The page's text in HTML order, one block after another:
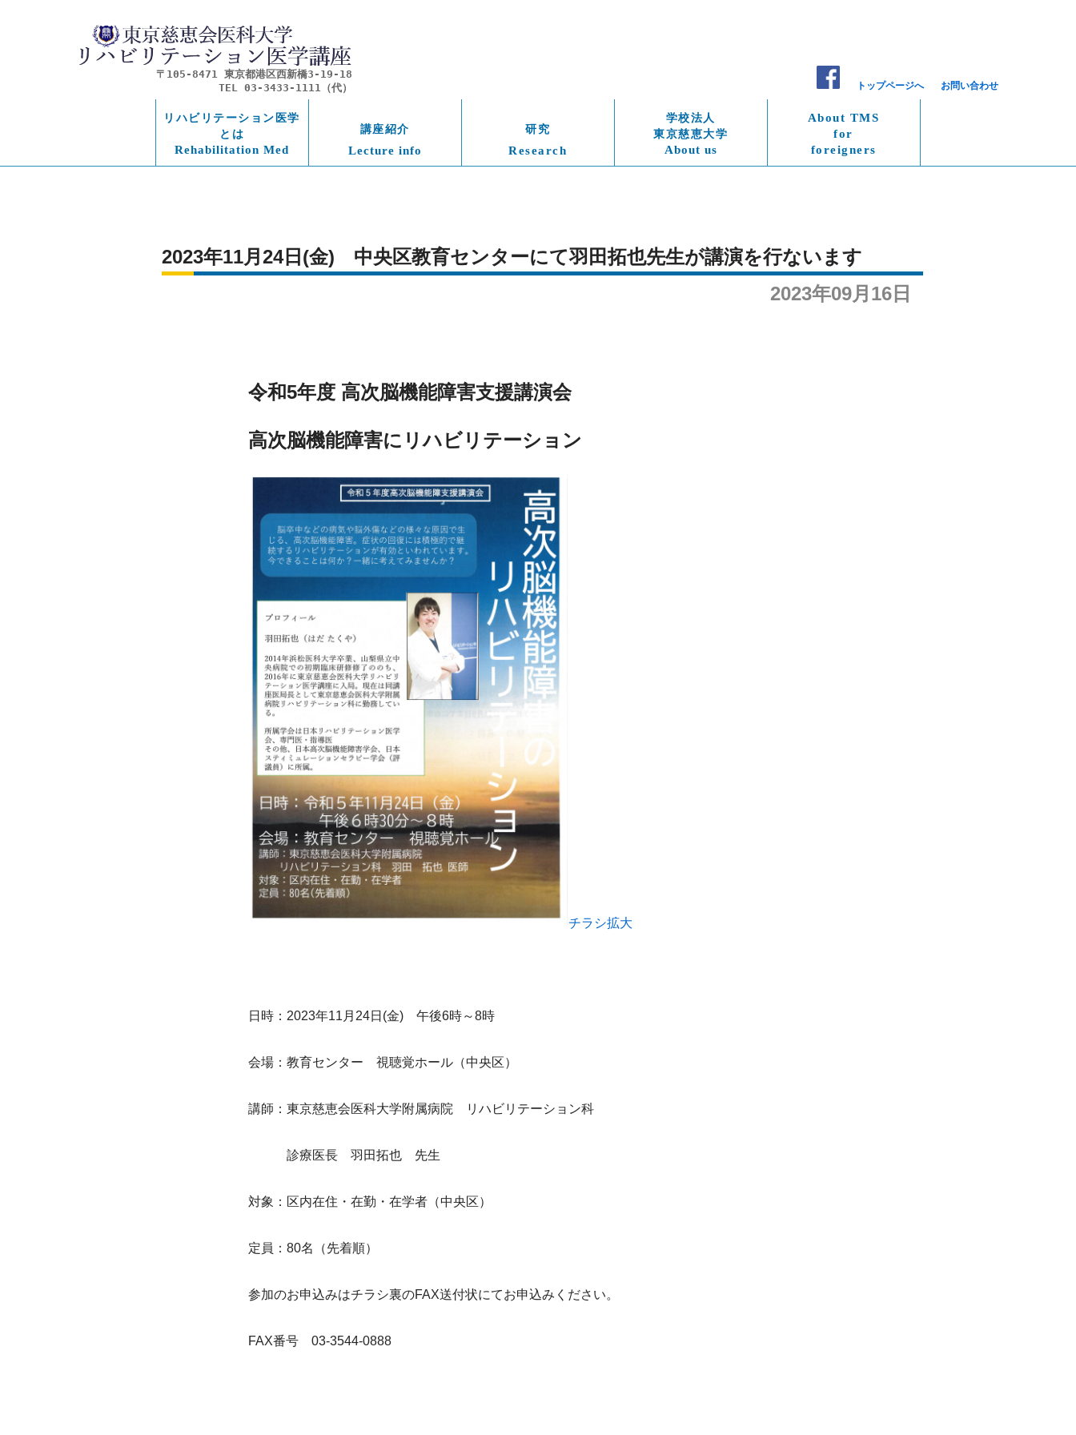
〒105-8471 東京都港区西新橋3-19-18
TEL 03-3433-1111（代）
トップページへ お問い合わせ
リハビリテーション医学
とは
Rehabilitation Med
講座紹介
Lecture info
研究
Research
学校法人
東京慈恵大学
About us
About TMS
for
foreigners
2023年11月24日(金)　中央区教育センターにて羽田拓也先生が講演を行ないます
2023年09月16日
令和5年度 高次脳機能障害支援講演会
高次脳機能障害にリハビリテーション
チラシ拡大
日時：2023年11月24日(金)　午後6時～8時
会場：教育センター　視聴覚ホール（中央区）
講師：東京慈恵会医科大学附属病院　リハビリテーション科
診療医長　羽田拓也　先生
対象：区内在住・在勤・在学者（中央区）
定員：80名（先着順）
参加のお申込みはチラシ裏のFAX送付状にてお申込みください。
FAX番号　03-3544-0888